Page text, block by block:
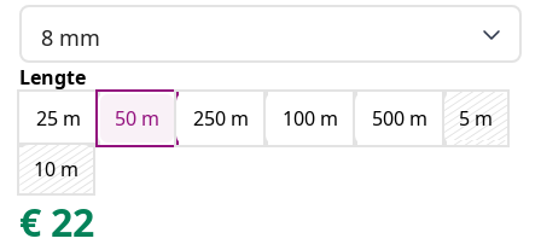
8 mm
Lengte
25 m
50 m 250 m 100 m 500 m
5 m
10 m
€ 22